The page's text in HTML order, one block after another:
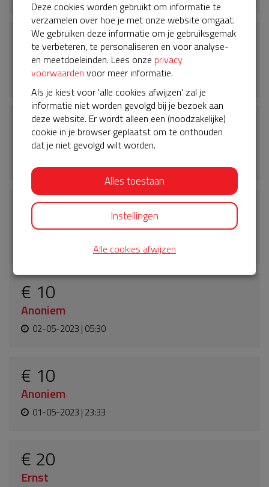
€ 5
Sylvia
02-05-2023 | 07:17
€ 10
Anoniem
€ 10
Anoniem
02-05-2023 | 06:45
€ 10
Anoniem
02-05-2023 | 05:30
€ 10
Anoniem
01-05-2023 | 23:33
€ 20
Ernst
Deze cookies worden gebruikt om informatie te
verzamelen over hoe je met onze website omgaat.
We gebruiken deze informatie om je gebruiksgemak
te verbeteren, te personaliseren en voor analyse-
en meetdoeleinden. Lees onze privacy
voorwaarden voor meer informatie.
Als je kiest voor 'alle cookies afwijzen' zal je
informatie niet worden gevolgd bij je bezoek aan
deze website. Er wordt alleen een (noodzakelijke)
cookie in je browser geplaatst om te onthouden
dat je niet gevolgd wilt worden.
Alles toestaan
Instellingen
Alle cookies afwijzen